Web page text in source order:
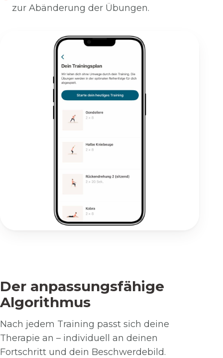
zur Abänderung der Übungen.
Der anpassungsfähige
Algorithmus
Nach jedem Training passt sich deine
Therapie an – individuell an deinen
Fortschritt und dein Beschwerdebild.